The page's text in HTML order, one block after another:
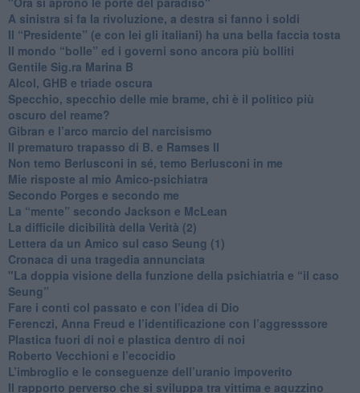
​A sinistra si fa la rivoluzione, a destra si fanno i soldi
​Il “Presidente” (e con lei gli italiani) ha una bella faccia tosta
​Il mondo “bolle” ed i governi sono ancora più bolliti
​Gentile Sig.ra Marina B
​Alcol, GHB e triade oscura
​Specchio, specchio delle mie brame, chi è il politico più
oscuro del reame?
​Gibran e l’arco marcio del narcisismo
​Il prematuro trapasso di B. e Ramses II
​Non temo Berlusconi in sé, temo Berlusconi in me
​Mie risposte al mio Amico-psichiatra
​Secondo Porges e secondo me
​La “mente” secondo Jackson e McLean
La difficile dicibilità della Verità (2)
​Lettera da un Amico sul caso Seung (1)
​Cronaca di una tragedia annunciata
"​La doppia visione della funzione della psichiatria e “il caso
Seung”
​Fare i conti col passato e con l’idea di Dio
​Ferenczi, Anna Freud e l’identificazione con l’aggresssore
Plastica fuori di noi e plastica dentro di noi
​Roberto Vecchioni e l’ecocidio
​L’imbroglio e le conseguenze dell’uranio impoverito
​Il rapporto perverso che si sviluppa tra vittima e aguzzino